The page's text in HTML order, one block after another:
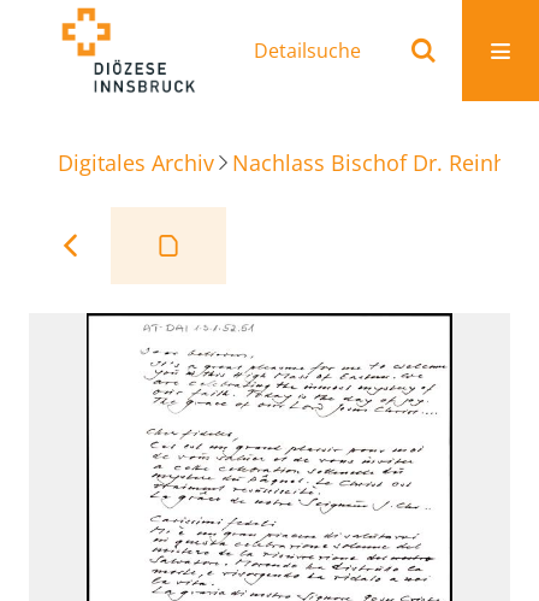
Detailsuche
Digitales Archiv Nachlass Bischof Dr.